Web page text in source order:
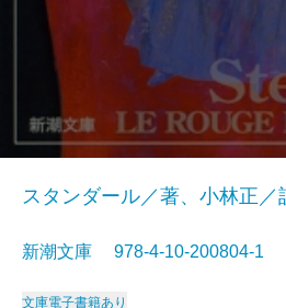
スタンダール／著、小林正／
新潮文庫 978-4-10-200804-1
文庫電子書籍あり